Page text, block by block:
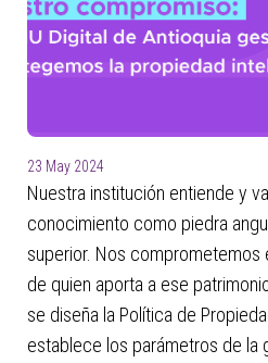
23 May 2024
Nuestra institución entiende y
conocimiento como piedra
superior. Nos comprometemos
de quien aporta a ese
se diseña la Política de
establece los parámetros de la